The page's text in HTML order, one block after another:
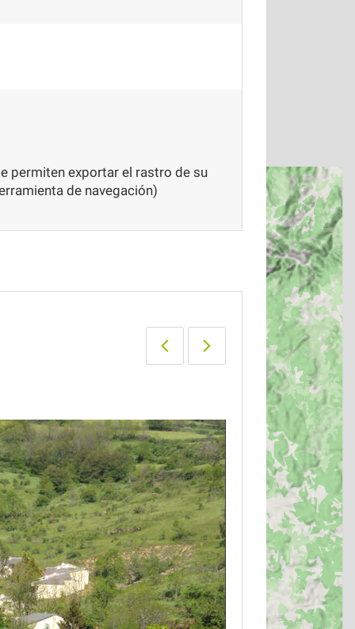
permiten exportar el rastro de su
de navegación)